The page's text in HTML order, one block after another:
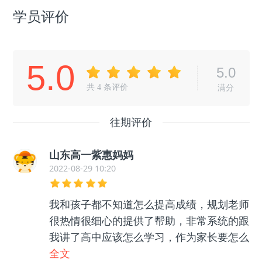
学员评价
5.0 共4 条评价
5.0
满分
往期评价
山东高一紫惠妈妈
2022-08-29 10:20
我和孩子都不知道怎么提高成绩，规划老师
很热情很细心的提供了帮助，非常系统的跟
我讲了高中应该怎么学习，作为家长要怎么
帮助孩子等等很多东西，孩子和我都没有那
全文